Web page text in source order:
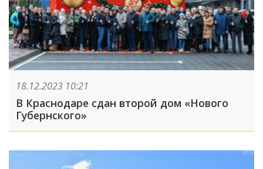
18.12.2023 10:21
В Краснодаре сдан второй дом «Нового
Губернского»